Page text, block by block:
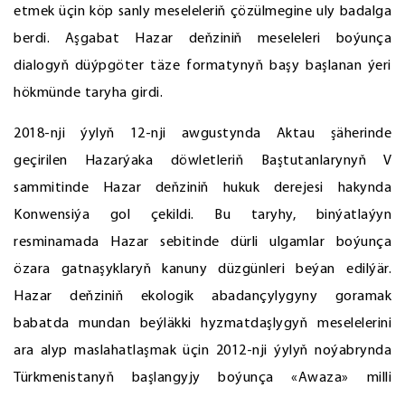
etmek üçin köp sanly meseleleriň çözülmegine uly badalga
berdi. Aşgabat Hazar deňziniň meseleleri boýunça
dialogyň düýpgöter täze formatynyň başy başlanan ýeri
hökmünde taryha girdi.
2018-nji ýylyň 12-nji awgustynda Aktau şäherinde
geçirilen Hazarýaka döwletleriň Baştutanlarynyň V
sammitinde Hazar deňziniň hukuk derejesi hakynda
Konwensiýa gol çekildi. Bu taryhy, binýatlaýyn
resminamada Hazar sebitinde dürli ulgamlar boýunça
özara gatnaşyklaryň kanuny düzgünleri beýan edilýär.
Hazar deňziniň ekologik abadançylygyny goramak
babatda mundan beýläkki hyzmatdaşlygyň meselelerini
ara alyp maslahatlaşmak üçin 2012-nji ýylyň noýabrynda
Türkmenistanyň başlangyjy boýunça «Awaza» milli